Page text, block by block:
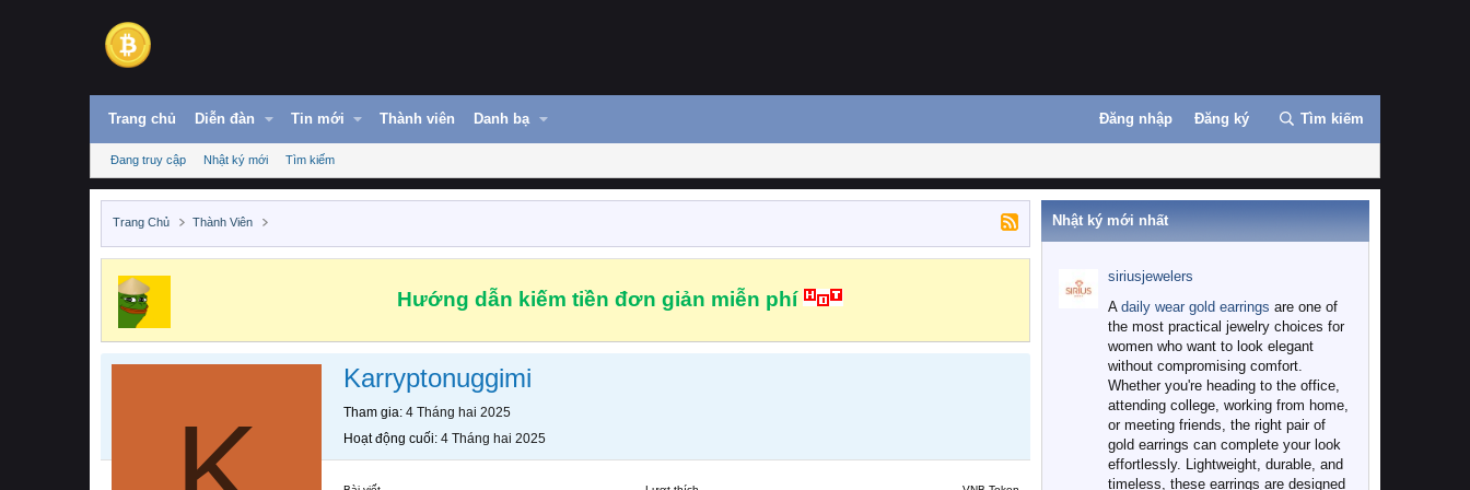
Trang chủ Diễn đàn Tin mới Thành viên Danh bạ Đăng nhập Đăng ký Tìm kiếm
Đang truy cập Nhật ký mới Tìm kiếm
Trang Chủ Thành Viên
Hướng dẫn kiếm tiền đơn giản miễn phí
Karryptonuggimi
Tham gia 4 Tháng hai 2025
Hoạt động cuối 4 Tháng hai 2025
Nhật ký mới nhất
siriusjewelers
A daily wear gold earrings are one of
the most practical jewelry choices for
women who want to look elegant
without compromising comfort.
Whether you're heading to the office,
attending college, working from home,
or meeting friends, the right pair of
gold earrings can complete your look
effortlessly. Lightweight, durable, and
timeless, these earrings are designed